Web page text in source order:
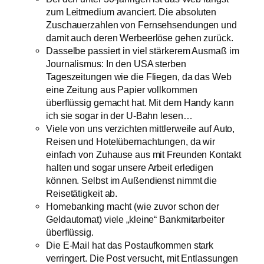
zum Leitmedium avanciert. Die absoluten
Zuschauerzahlen von Fernsehsendungen und
damit auch deren Werbeerlöse gehen zurück.
Dasselbe passiert in viel stärkerem Ausmaß im
Journalismus: In den USA sterben
Tageszeitungen wie die Fliegen, da das Web
eine Zeitung aus Papier vollkommen
überflüssig gemacht hat. Mit dem Handy kann
ich sie sogar in der U-Bahn lesen…
Viele von uns verzichten mittlerweile auf Auto,
Reisen und Hotelübernachtungen, da wir
einfach von Zuhause aus mit Freunden Kontakt
halten und sogar unsere Arbeit erledigen
können. Selbst im Außendienst nimmt die
Reisetätigkeit ab.
Homebanking macht (wie zuvor schon der
Geldautomat) viele „kleine“ Bankmitarbeiter
überflüssig.
Die E-Mail hat das Postaufkommen stark
verringert. Die Post versucht, mit Entlassungen